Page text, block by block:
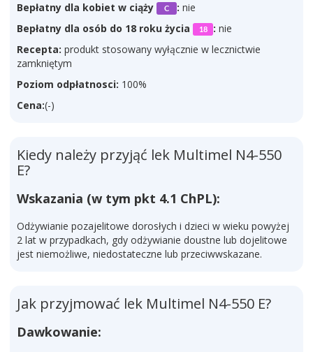
Bepłatny dla kobiet w ciąży
C : nie
Bepłatny dla osób do 18 roku życia
18 : nie
Recepta: produkt stosowany wyłącznie w lecznictwie
zamkniętym
Poziom odpłatnosci: 100%
Cena:(-)
Kiedy należy przyjąć lek Multimel N4-550
E?
Wskazania (w tym pkt 4.1 ChPL):
Odżywianie pozajelitowe dorosłych i dzieci w wieku powyżej
2 lat w przypadkach, gdy odżywianie doustne lub dojelitowe
jest niemożliwe, niedostateczne lub przeciwwskazane.
Jak przyjmować lek Multimel N4-550 E?
Dawkowanie: